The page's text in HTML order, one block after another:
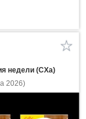
недели (СХа)
2026)